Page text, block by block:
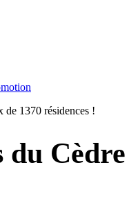
1370 résidences !
du